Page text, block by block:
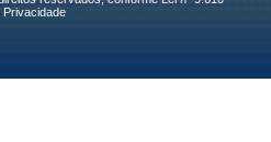
Privacidade